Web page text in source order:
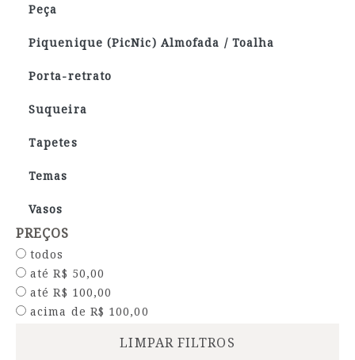
Peça
Piquenique (PicNic) Almofada / Toalha
Porta-retrato
Suqueira
Tapetes
Temas
Vasos
PREÇOS
todos
até R$ 50,00
até R$ 100,00
acima de R$ 100,00
LIMPAR FILTROS